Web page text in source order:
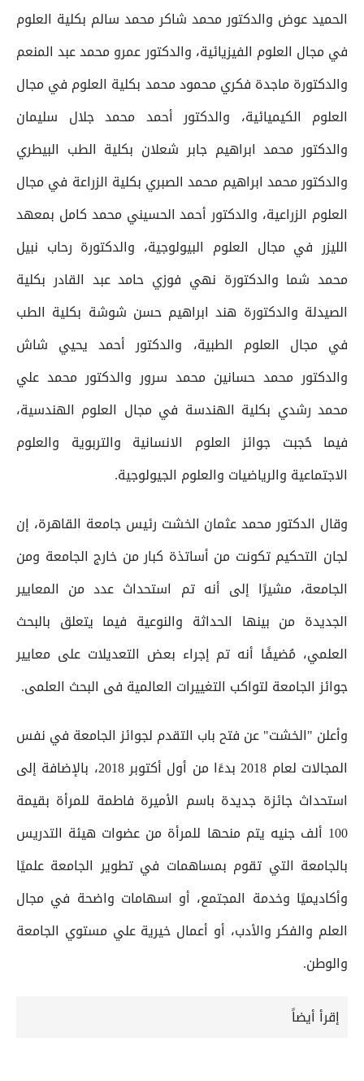
الحميد عوض والدكتور محمد شاكر محمد سالم بكلية العلوم
في مجال العلوم الفيزيائية، والدكتور عمرو محمد عبد المنعم
والدكتورة ماجدة فكري محمود محمد بكلية العلوم في مجال
العلوم الكيميائية، والدكتور أحمد محمد جلال سليمان
والدكتور محمد ابراهيم جابر شعلان بكلية الطب البيطري
والدكتور محمد ابراهيم محمد الصبري بكلية الزراعة في مجال
العلوم الزراعية، والدكتور أحمد الحسيني محمد كامل بمعهد
الليزر في مجال العلوم البيولوجية، والدكتورة رحاب نبيل
محمد شما والدكتورة نهي فوزي حامد عبد القادر بكلية
الصيدلة والدكتورة هند ابراهيم حسن شوشة بكلية الطب
في مجال العلوم الطبية، والدكتور أحمد يحيي شاش
والدكتور محمد حسانين محمد سرور والدكتور محمد علي
محمد رشدي بكلية الهندسة في مجال العلوم الهندسية،
فيما حُجبت جوائز العلوم الانسانية والتربوية والعلوم
الاجتماعية والرياضيات والعلوم الجيولوجية.
وقال الدكتور محمد عثمان الخشت رئيس جامعة القاهرة، إن
لجان التحكيم تكونت من أساتذة كبار من خارج الجامعة ومن
الجامعة، مشيرًا إلى أنه تم استحداث عدد من المعايير
الجديدة من بينها الحداثة والنوعية فيما يتعلق بالبحث
العلمي، مُضيفًا أنه تم إجراء بعض التعديلات على معايير
جوائز الجامعة لتواكب التغييرات العالمية فى البحث العلمى.
وأعلن "الخشت" عن فتح باب التقدم لجوائز الجامعة في نفس
المجالات لعام 2018 بدءًا من أول أكتوبر 2018، بالإضافة إلى
استحداث جائزة جديدة باسم الأميرة فاطمة للمرأة بقيمة
100 ألف جنيه يتم منحها للمرأة من عضوات هيئة التدريس
بالجامعة التي تقوم بمساهمات في تطوير الجامعة علميًا
وأكاديميًا وخدمة المجتمع، أو اسهامات واضحة في مجال
العلم والفكر والأدب، أو أعمال خيرية علي مستوي الجامعة
والوطن.
إقرأ أيضاً